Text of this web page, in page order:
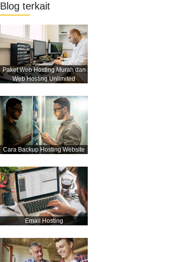
Blog terkait
Paket Web Hosting Murah dan
Web Hosting Unlimited
Cara Backup Hosting Website
Email Hosting